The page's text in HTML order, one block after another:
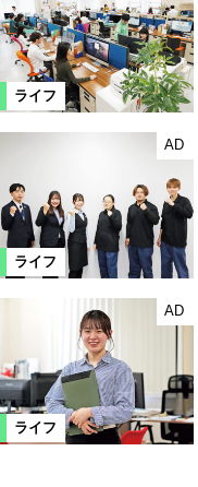
ライフ
ライフ
AD
ライフ
AD